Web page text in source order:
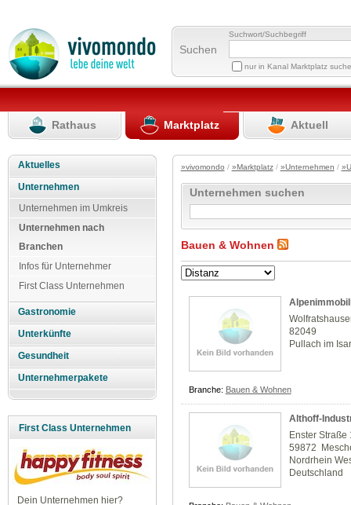
Suchen
Suchwort/Suchbegriff
nur in Kanal Marktplatz
Rathaus Marktplatz Aktuell
Aktuelles
Unternehmen
Unternehmen im Umkreis
Unternehmen nach
Branchen
Infos für Unternehmer
First Class Unternehmen
Gastronomie
Unterkünfte
Gesundheit
Unternehmerpakete
First Class Unternehmen
Dein Unternehmen hier?
»vivomondo / »Marktplatz/ »Unternehmen /
Unternehmen suchen
Bauen & Wohnen
82049
Pullach im
Branche: Bauen & Wohnen
Althoff-
Enster Straße
59872
Nordrhein
Deutschland